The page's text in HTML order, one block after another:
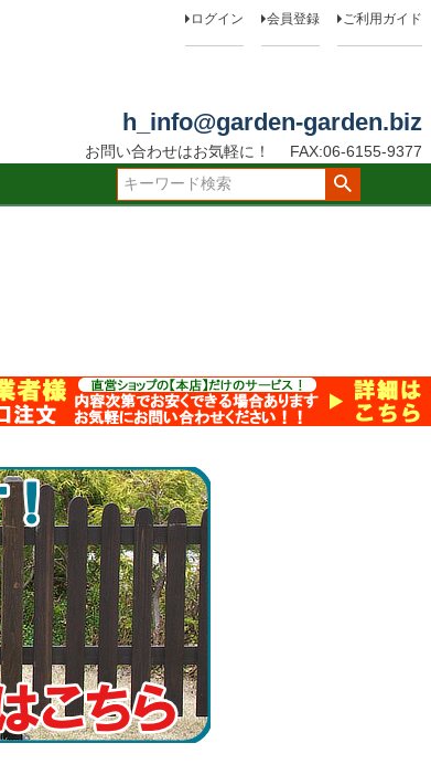
ログイン 会員登録 ご利用ガイド
h_info@garden-garden.biz
お問い合わせはお気軽に！
FAX:06-6155-9377